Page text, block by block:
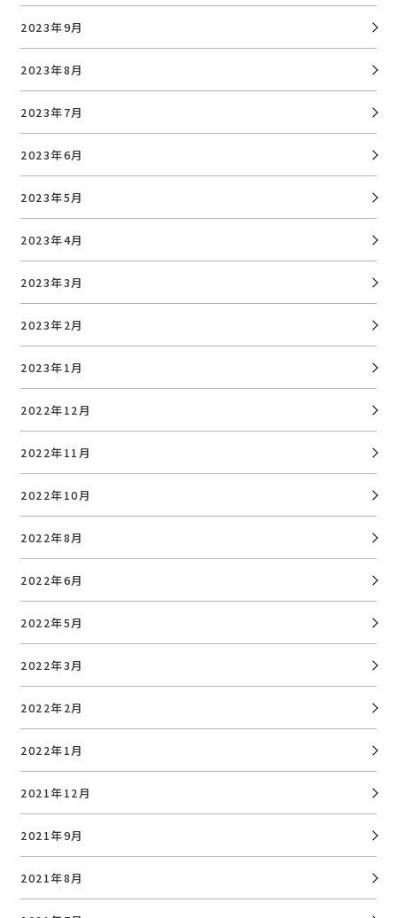
2023年9月
2023年8月
2023年7月
2023年6月
2023年5月
2023年4月
2023年3月
2023年2月
2023年1月
2022年12月
2022年11月
2022年10月
2022年8月
2022年6月
2022年5月
2022年3月
2022年2月
2022年1月
2021年12月
2021年9月
2021年8月